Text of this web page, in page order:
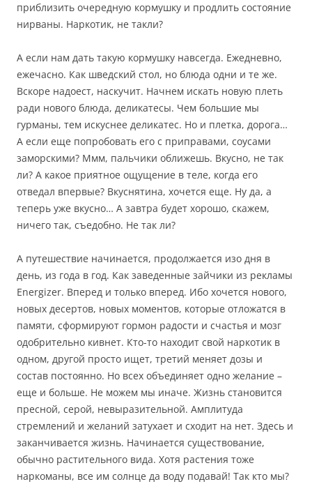
приблизить очередную кормушку и продлить состояние
нирваны. Наркотик, не такли?
А если нам дать такую кормушку навсегда. Ежедневно,
ежечасно. Как шведский стол, но блюда одни и те же.
Вскоре надоест, наскучит. Начнем искать новую плеть
ради нового блюда, деликатесы. Чем большие мы
гурманы, тем искуснее деликатес. Но и плетка, дорога…
А если еще попробовать его с приправами, соусами
заморскими? Ммм, пальчики оближешь. Вкусно, не так
ли? А какое приятное ощущение в теле, когда его
отведал впервые? Вкуснятина, хочется еще. Ну да, а
теперь уже вкусно… А завтра будет хорошо, скажем,
ничего так, съедобно. Не так ли?
А путешествие начинается, продолжается изо дня в
день, из года в год. Как заведенные зайчики из рекламы
Energizer. Вперед и только вперед. Ибо хочется нового,
новых десертов, новых моментов, которые отложатся в
памяти, сформируют гормон радости и счастья и мозг
одобрительно кивнет. Кто-то находит свой наркотик в
одном, другой просто ищет, третий меняет дозы и
состав постоянно. Но всех объединяет одно желание –
еще и больше. Не можем мы иначе. Жизнь становится
пресной, серой, невыразительной. Амплитуда
стремлений и желаний затухает и сходит на нет. Здесь и
заканчивается жизнь. Начинается существование,
обычно растительного вида. Хотя растения тоже
наркоманы, все им солнце да воду подавай! Так кто мы?